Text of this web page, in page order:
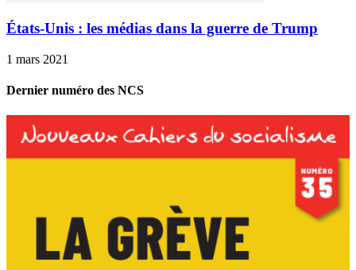
États-Unis : les médias dans la guerre de Trump
1 mars 2021
Dernier numéro des NCS